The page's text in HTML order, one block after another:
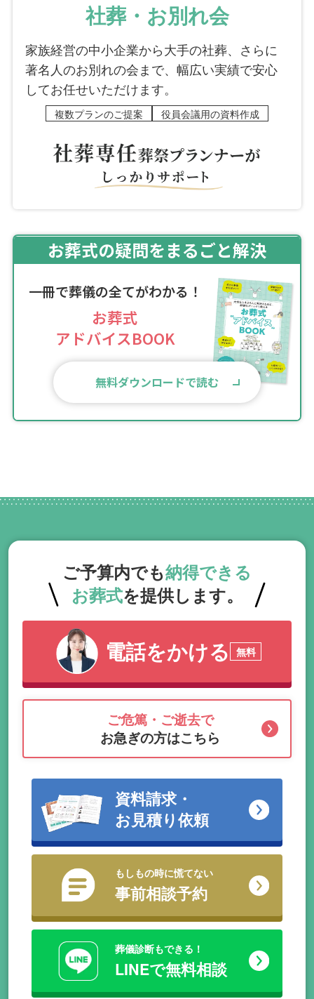
社葬・お別れ会
家族経営の中小企業から大手の社葬、さらに
著名人のお別れの会まで、幅広い実績で安心
してお任せいただけます。
複数プランのご提案 役員会議用の資料作成
お葬式の疑問をまるごと解決
一冊で葬儀の全てがわかる！
お葬式
アドバイスBOOK
無料ダウンロードで読む
ご予算内でも納得できる
お葬式を提供します。
電話をかける 無料
ご危篤・ご逝去で
お急ぎの方はこちら
資料請求・
お見積り依頼
もしもの時に慌てない
事前相談予約
葬儀診断もできる！
LINEで無料相談